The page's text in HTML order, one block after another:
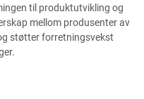
til produktutvikling og
mellom produsenter av
støtter forretningsvekst